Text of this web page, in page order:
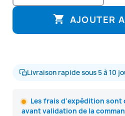
 AJOUTER
Livraison rapide sous 5 à 10
Les frais d'expédition sont
avant validation de la